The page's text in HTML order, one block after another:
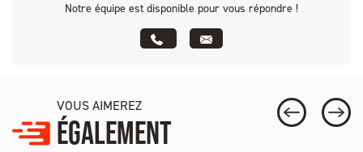
Notre équipe est disponible pour vous répondre !
VOUS AIMEREZ
ÉGALEMENT